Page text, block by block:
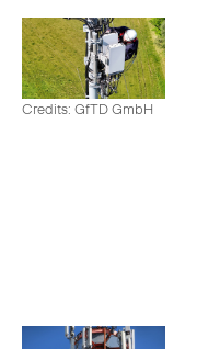
Credits: GfTD GmbH